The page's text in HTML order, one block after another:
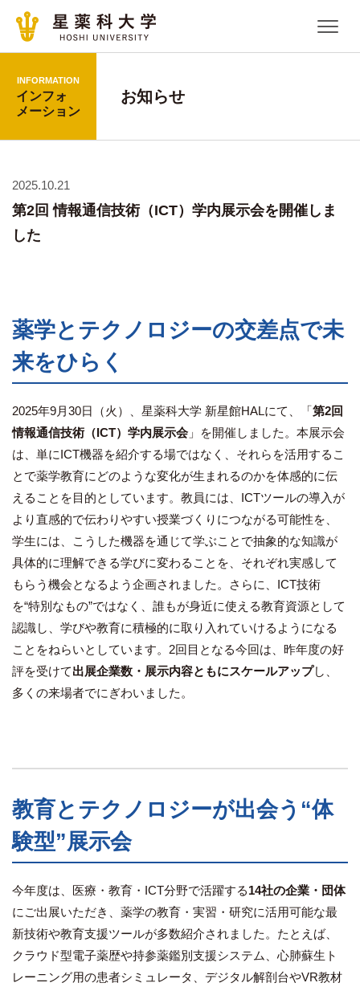
INFORMATION
インフォ
メーション
お知らせ
2025.10.21
第2回 情報通信技術（ICT）学内展示会を開催しま
した
薬学とテクノロジーの交差点で未
来をひらく
2025年9月30日（火）、星薬科大学 新星館HALにて、「第2回
情報通信技術（ICT）学内展示会 」を開催しました。本展示会
は、単にICT機器を紹介する場ではなく、それらを活用するこ
とで薬学教育にどのような変化が生まれるのかを体感的に伝
えることを目的としています。教員には、ICTツールの導入が
より直感的で伝わりやすい授業づくりにつながる可能性を、
学生には、こうした機器を通じて学ぶことで抽象的な知識が
具体的に理解できる学びに変わることを、それぞれ実感して
もらう機会となるよう企画されました。さらに、ICT技術
を“特別なもの”ではなく、誰もが身近に使える教育資源として
認識し、学びや教育に積極的に取り入れていけるようになる
ことをねらいとしています。2回目となる今回は、昨年度の好
評を受けて出展企業数・展示内容ともにスケールアップし、
多くの来場者でにぎわいました。
教育とテクノロジーが出会う“体
験型”展示会
今年度は、医療・教育・ICT分野で活躍する14社の企業・団体
にご出展いただき、薬学の教育・実習・研究に活用可能な最
新技術や教育支援ツールが多数紹介されました。たとえば、
クラウド型電子薬歴や持参薬鑑別支援システム、心肺蘇生ト
レーニング用の患者シミュレータ、デジタル解剖台やVR教材